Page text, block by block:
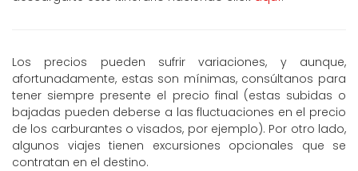
Los precios pueden sufrir variaciones, y aunque,
afortunadamente, estas son mínimas, consúltanos para
tener siempre presente el precio final (estas subidas o
bajadas pueden deberse a las fluctuaciones en el precio
de los carburantes o visados, por ejemplo). Por otro lado,
algunos viajes tienen excursiones opcionales que se
contratan en el destino.